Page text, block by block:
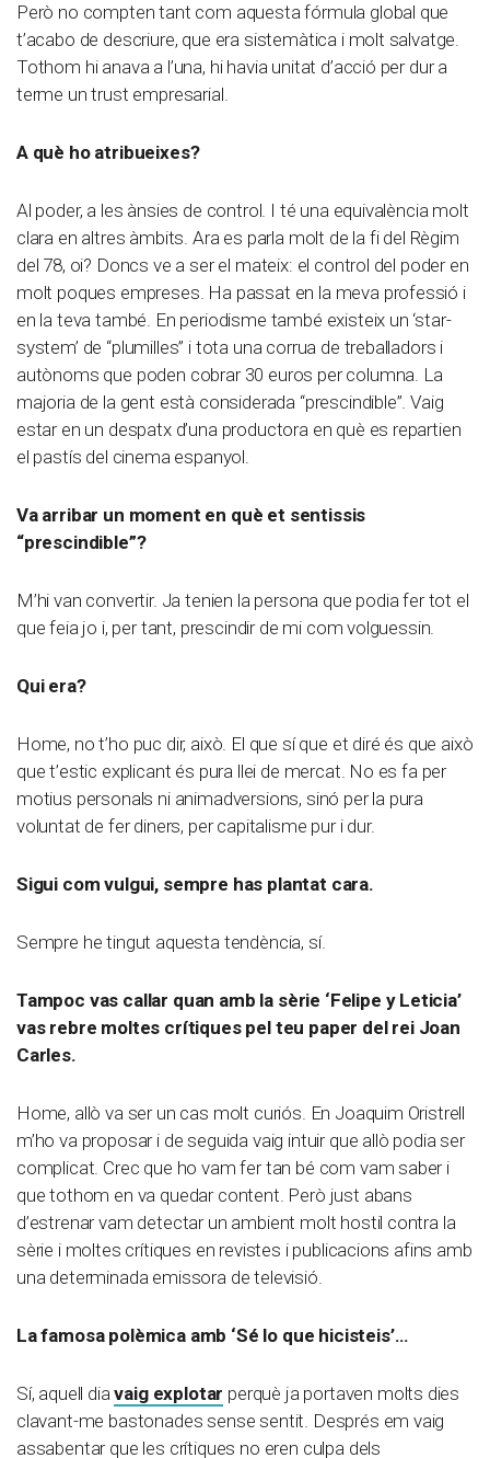
Però no compten tant com aquesta fórmula global que
t’acabo de descriure, que era sistemàtica i molt salvatge.
Tothom hi anava a l’una, hi havia unitat d’acció per dur a
terme un trust empresarial.
A què ho atribueixes?
Al poder, a les ànsies de control. I té una equivalència molt
clara en altres àmbits. Ara es parla molt de la fi del Règim
del 78, oi? Doncs ve a ser el mateix: el control del poder en
molt poques empreses. Ha passat en la meva professió i
en la teva també. En periodisme també existeix un ‘star-
system’ de “plumilles” i tota una corrua de treballadors i
autònoms que poden cobrar 30 euros per columna. La
majoria de la gent està considerada “prescindible”. Vaig
estar en un despatx d’una productora en què es repartien
el pastís del cinema espanyol.
Va arribar un moment en què et sentissis
“prescindible”?
M’hi van convertir. Ja tenien la persona que podia fer tot el
que feia jo i, per tant, prescindir de mi com volguessin.
Qui era?
Home, no t’ho puc dir, això. El que sí que et diré és que això
que t’estic explicant és pura llei de mercat. No es fa per
motius personals ni animadversions, sinó per la pura
voluntat de fer diners, per capitalisme pur i dur.
Sigui com vulgui, sempre has plantat cara.
Sempre he tingut aquesta tendència, sí.
Tampoc vas callar quan amb la sèrie ‘Felipe y Leticia’
vas rebre moltes crítiques pel teu paper del rei Joan
Carles.
Home, allò va ser un cas molt curiós. En Joaquim Oristrell
m’ho va proposar i de seguida vaig intuir que allò podia ser
complicat. Crec que ho vam fer tan bé com vam saber i
que tothom en va quedar content. Però just abans
d’estrenar vam detectar un ambient molt hostil contra la
sèrie i moltes crítiques en revistes i publicacions afins amb
una determinada emissora de televisió.
La famosa polèmica amb ‘Sé lo que hicisteis’…
Sí, aquell diavaig explotar perquè ja portaven molts dies
clavant-me bastonades sense sentit. Després em vaig
assabentar que les crítiques no eren culpa dels